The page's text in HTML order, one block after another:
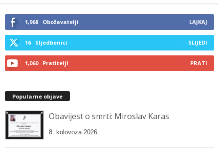
email…
1,968 Obožavatelji LAJKAJ
16 Sljedbenici SLIJEDI
1,060 Pratitelji PRATI
Popularne objave
Obavijest o smrti: Miroslav Karas
8. kolovoza 2026.